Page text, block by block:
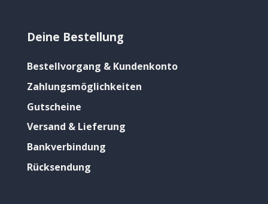
Deine Bestellung
Bestellvorgang & Kundenkonto
Zahlungsmöglichkeiten
Gutscheine
Versand & Lieferung
Bankverbindung
Rücksendung